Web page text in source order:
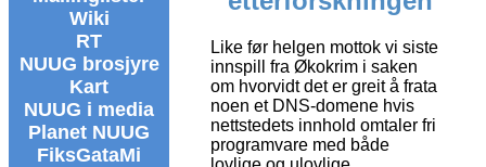
Wiki
RT
NUUG brosjyre
Kart
NUUG i media
Planet NUUG
FiksGataMi
Like før helgen mottok vi siste
innspill fra Økokrim i saken
om hvorvidt det er greit å frata
noen et DNS-domene hvis
nettstedets innhold omtaler fri
programvare med både